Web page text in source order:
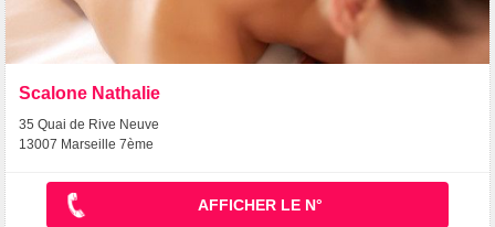
Scalone Nathalie
35 Quai de Rive Neuve
13007 Marseille 7ème
AFFICHER LE N°